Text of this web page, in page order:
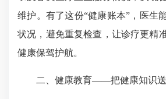
维护。有了这份“健康账本”，医生
状况，避免重复检查，让诊疗更精
健康保驾护航。
二、健康教育——把健康知识